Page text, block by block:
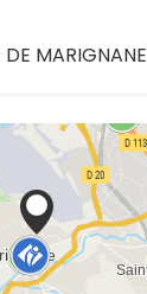
MARIGNANE